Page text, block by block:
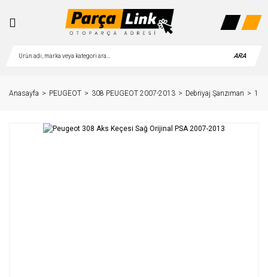
ARA
Anasayfa PEUGEOT 308 PEUGEOT 2007-2013 Debriyaj Şanzıman 1.6